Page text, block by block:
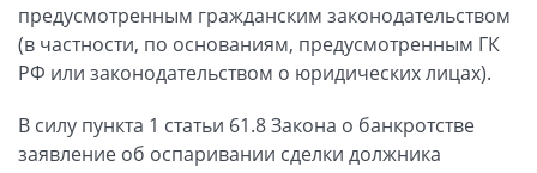
предусмотренным гражданским законодательством
(в частности, по основаниям, предусмотренным ГК
РФ или законодательством о юридических лицах).
В силу пункта 1 статьи 61.8 Закона о банкротстве
заявление об оспаривании сделки должника